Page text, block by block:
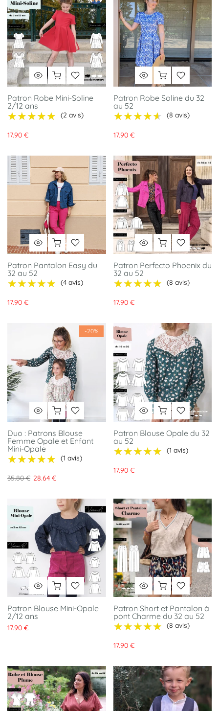
Patron Robe Mini-Soline
2/12 ans
★★★★★
★★★★★ (2 avis)
17.90 €
Patron Robe Soline du 32
au 52
★★★★★
★★★★★ (8 avis)
17.90 €
Patron Pantalon Easy du
32 au 52
★★★★★
★★★★★ (4 avis)
17.90 €
Patron Perfecto Phoenix du
32 au 52
★★★★★
★★★★★ (8 avis)
17.90 €
-20%
Duo : Patrons Blouse
Femme Opale et Enfant
Mini-Opale
★★★★★
★★★★★ (1 avis)
35.80 € 28.64 €
Patron Blouse Opale du 32
au 52
★★★★★
★★★★★ (1 avis)
17.90 €
Patron Blouse Mini-Opale
2/12 ans
17.90 €
Patron Short et Pantalon à
pont Charme du 32 au 52
★★★★★
★★★★★ (8 avis)
17.90 €